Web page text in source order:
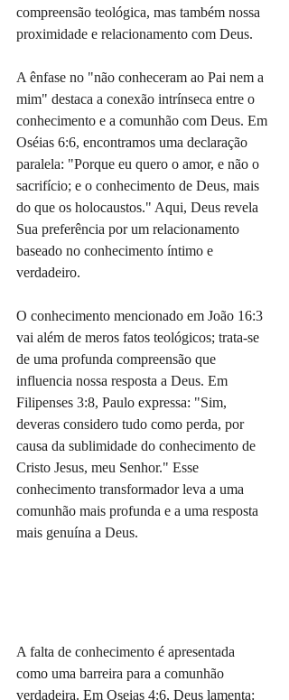
compreensão teológica, mas também nossa
proximidade e relacionamento com Deus.
A ênfase no "não conheceram ao Pai nem a
mim" destaca a conexão intrínseca entre o
conhecimento e a comunhão com Deus. Em
Oséias 6:6, encontramos uma declaração
paralela: "Porque eu quero o amor, e não o
sacrifício; e o conhecimento de Deus, mais
do que os holocaustos." Aqui, Deus revela
Sua preferência por um relacionamento
baseado no conhecimento íntimo e
verdadeiro.
O conhecimento mencionado em João 16:3
vai além de meros fatos teológicos; trata-se
de uma profunda compreensão que
influencia nossa resposta a Deus. Em
Filipenses 3:8, Paulo expressa: "Sim,
deveras considero tudo como perda, por
causa da sublimidade do conhecimento de
Cristo Jesus, meu Senhor." Esse
conhecimento transformador leva a uma
comunhão mais profunda e a uma resposta
mais genuína a Deus.
A falta de conhecimento é apresentada
como uma barreira para a comunhão
verdadeira. Em Oseias 4:6, Deus lamenta: